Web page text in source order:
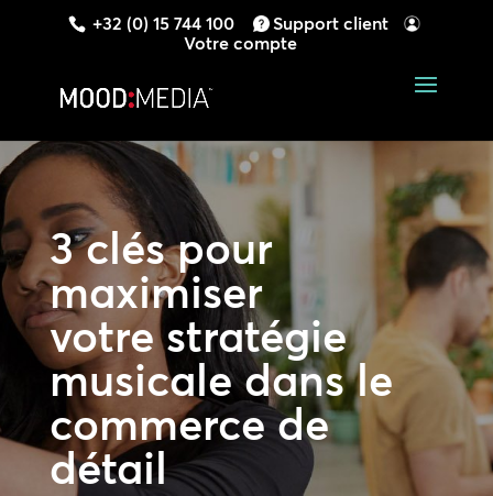
+32 (0) 15 744 100
Support client
Votre compte
3 clés pour
maximiser
votre stratégie
musicale dans le
commerce de
détail